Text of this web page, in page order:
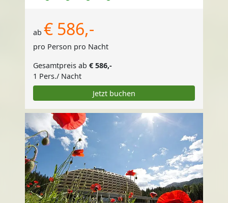
ab € 586,-
pro Person pro Nacht
Gesamtpreis ab € 586,-
1 Pers./ Nacht
Jetzt buchen